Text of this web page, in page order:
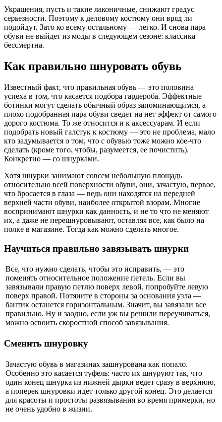
Украшения, пусть и такие лаконичные, снижают градус
серьезности. Поэтому к деловому костюму они вряд ли
подойдут. Зато ко всему остальному — легко. И снова пара
обуви не выйдет из моды в следующем сезоне: классика
бессмертна.
Как правильно шнуровать обувь
Известный факт, что правильная обувь — это половина
успеха в том, что касается подбора гардероба. Эффектные
ботинки могут сделать обычный образ запоминающимся, а
плохо подобранная пара обуви сведет на нет эффект от самого
дорого костюма. То же относится и к аксессуарам. И если
подобрать новый галстук к костюму — это не проблема, мало
кто задумывается о том, что с обувью тоже можно кое-что
сделать (кроме того, чтобы, разумеется, ее почистить).
Конкретно — со шнурками.
Хотя шнурки занимают совсем небольшую площадь
относительно всей поверхности обуви, они, зачастую, первое,
что бросается в глаза — ведь они находятся на передней
верхней части обуви, наиболее открытой взорам. Многие
воспринимают шнурки как данность, и не то что не меняют
их, а даже не перешнуровывают, оставляя все, как было на
полке в магазине. Тогда как можно сделать многое.
Научиться правильно завязывать шнурки
Все, что нужно сделать, чтобы это исправить, — это
поменять относительное положение петель. Если вы
завязывали правую петлю поверх левой, попробуйте левую
поверх правой. Потяните в стороны за основания узла —
бантик останется горизонтальным. Значит, вы завязали все
правильно. Ну и заодно, если уж вы решили переучиваться,
можно освоить скоростной способ завязывания.
Сменить шнуровку
Зачастую обувь в магазинах зашнурована как попало.
Особенно это касается туфель: часто их шнуруют так, что
один конец шнурка из нижней дырки ведет сразу в верхнюю,
а поперек шнуровки идет только другой конец. Это делается
для красоты и простоты развязывания во время примерки, но
не очень удобно в жизни.